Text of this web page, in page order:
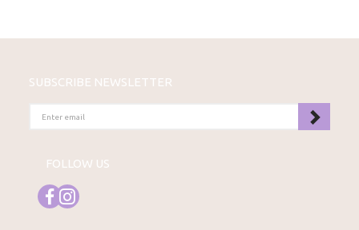
SUBSCRIBE NEWSLETTER
EMAIL
FOLLOW US